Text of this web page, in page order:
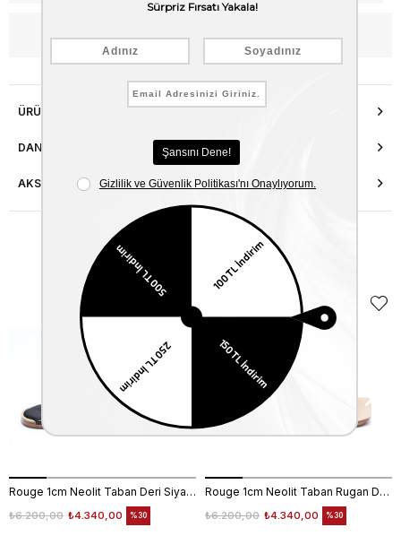
WhatsApp’tan Bilgi Al
ÜRÜN ÖZELLIKLERI
DANIŞMA HATTI
AKSESUAR ONARIMI
Benzer Ürünler
Rouge 1cm Neolit Taban Deri Siyah Kadın Terlik 0197-169
₺4.340,00
₺6.200,00 %30
Rouge 1cm Neolit Taban Rugan Deri Nude Kadın Terlik 0197-169
₺4.340,00
₺6.200,00 %30